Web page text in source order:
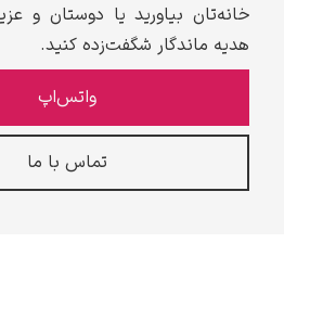
خانه‌تان بیاورید یا دوستان و
هدیه ماندگار شگفت‌زده کنید.
واتس‌اپ
تماس با ما